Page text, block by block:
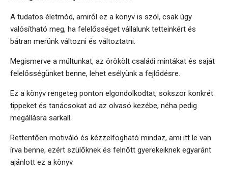
A tudatos életmód, amiről ez a könyv is szól, csak úgy
valósítható meg, ha felelősséget vállalunk tetteinkért és
bátran merünk változni és változtatni.
Megismerve a múltunkat, az örökölt családi mintákat és saját
felelősségünket benne, lehet esélyünk a fejlődésre.
Ez a könyv rengeteg ponton elgondolkodtat, sokszor konkrét
tippeket és tanácsokat ad az olvasó kezébe, néha pedig
megállásra sarkall.
Rettentően motiváló és kézzelfogható mindaz, ami itt le van
írva benne, ezért szülőknek és felnőtt gyerekeiknek egyaránt
ajánlott ez a könyv.